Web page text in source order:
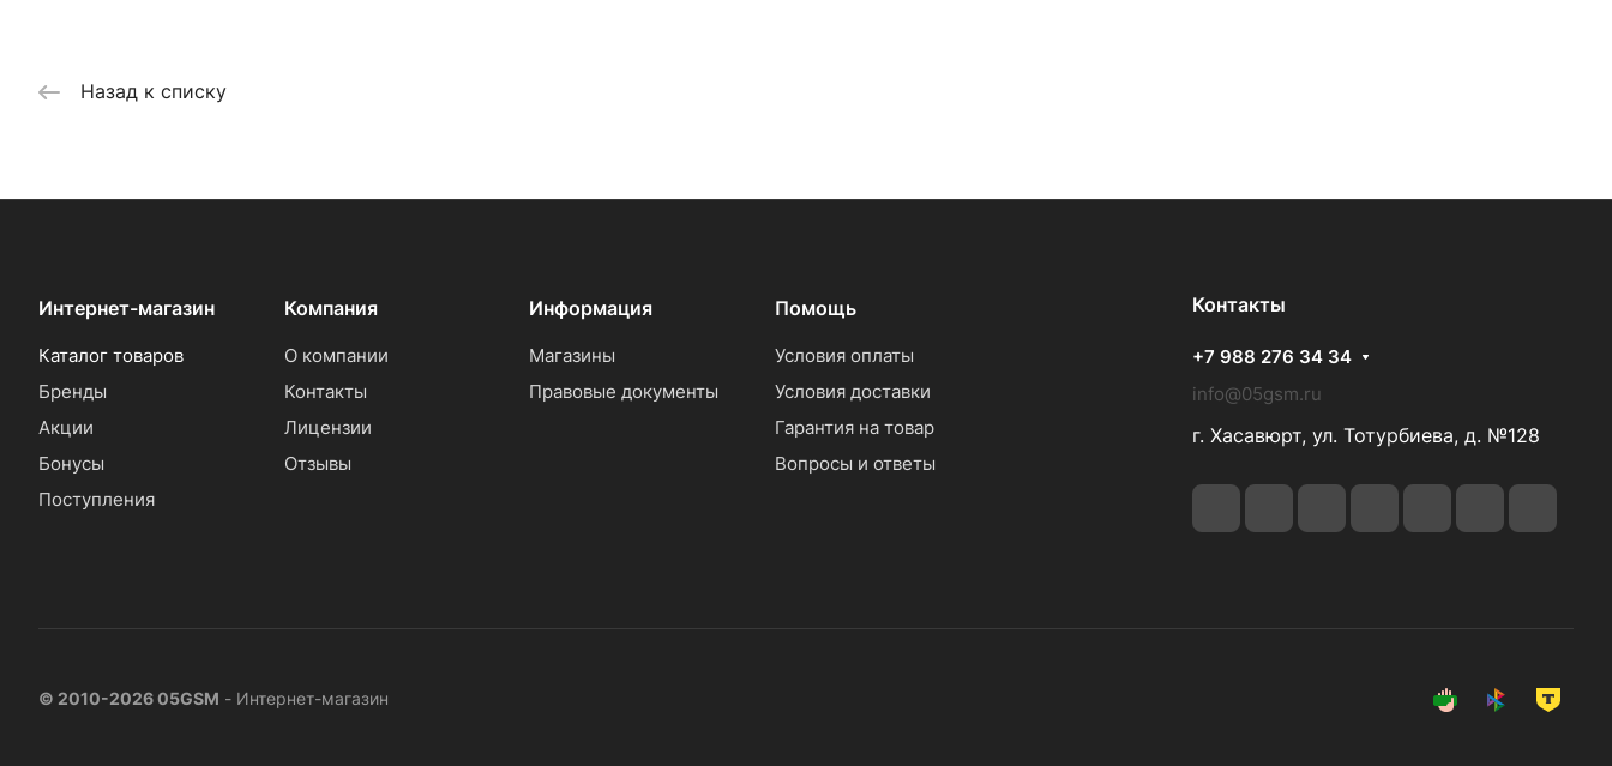
Назад к списку
Интернет-магазин
Каталог товаров
Бренды
Акции
Бонусы
Поступления
Компания
О компании
Контакты
Лицензии
Отзывы
Информация
Магазины
Правовые документы
Помощь
Условия оплаты
Условия доставки
Гарантия на товар
Вопросы и ответы
Контакты
+7 988 276 34 34
info@05gsm.ru
г. Хасавюрт, ул. Тотурбиева, д. №128
© 2010-2026 05GSM - Интернет-магазин